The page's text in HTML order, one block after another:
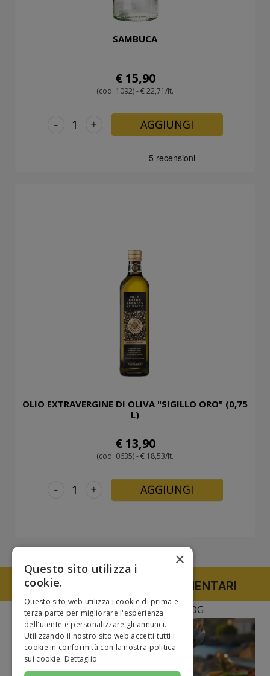
SAMBUCA
€ 15,90
(cod. 1092) - € 22,71/lt.
+
- AGGIUNGI
OLIO EXTRAVERGINE DI OLIVA "SIGILLO ORO" (0,75
L)
€ 13,90
(cod. 0635) - € 18,53/lt.
+
- AGGIUNGI
TUTTE LE SPECIALITA' ALIMENTARI
NEWS E CURIOSITà DAL BLOG
×
Questo sito utilizza i
cookie.
Questo sito web utilizza i cookie di prima e
terza parte per migliorare l'esperienza
dell'utente e personalizzare gli annunci.
Utilizzando il nostro sito web accetti tutti i
cookie in conformità con la nostra politica
sui cookie. Dettaglio